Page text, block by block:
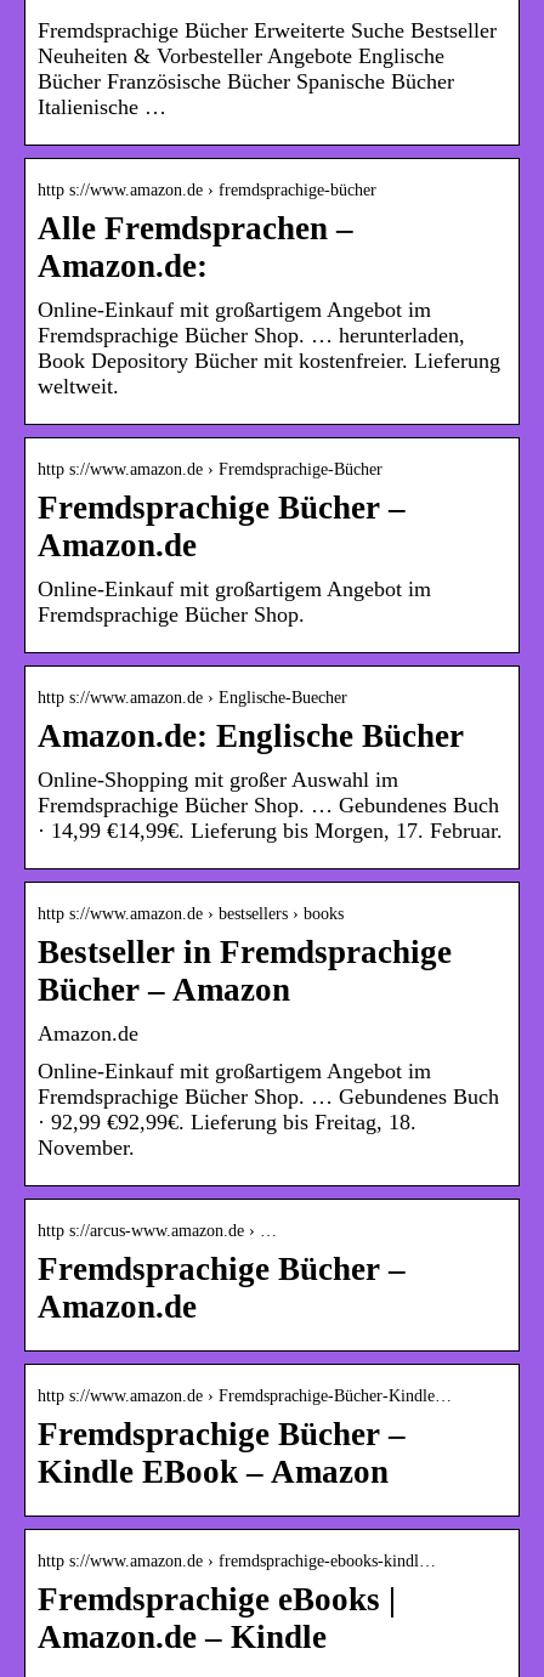
Fremdsprachige Bücher Erweiterte Suche Bestseller
Neuheiten & Vorbesteller Angebote Englische
Bücher Französische Bücher Spanische Bücher
Italienische …
http s://www.amazon.de › fremdsprachige-bücher
Alle Fremdsprachen –
Amazon.de:
Online-Einkauf mit großartigem Angebot im
Fremdsprachige Bücher Shop. … herunterladen,
Book Depository Bücher mit kostenfreier. Lieferung
weltweit.
http s://www.amazon.de › Fremdsprachige-Bücher
Fremdsprachige Bücher –
Amazon.de
Online-Einkauf mit großartigem Angebot im
Fremdsprachige Bücher Shop.
http s://www.amazon.de › Englische-Buecher
Amazon.de: Englische Bücher
Online-Shopping mit großer Auswahl im
Fremdsprachige Bücher Shop. … Gebundenes Buch
· 14,99 €14,99€. Lieferung bis Morgen, 17. Februar.
http s://www.amazon.de › bestsellers › books
Bestseller in Fremdsprachige
Bücher – Amazon
Amazon.de
Online-Einkauf mit großartigem Angebot im
Fremdsprachige Bücher Shop. … Gebundenes Buch
· 92,99 €92,99€. Lieferung bis Freitag, 18.
November.
http s://arcus-www.amazon.de › …
Fremdsprachige Bücher –
Amazon.de
http s://www.amazon.de › Fremdsprachige-Bücher-Kindle…
Fremdsprachige Bücher –
Kindle EBook – Amazon
http s://www.amazon.de › fremdsprachige-ebooks-kindl…
Fremdsprachige eBooks |
Amazon.de – Kindle